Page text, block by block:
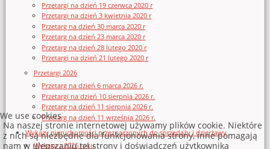
Przetargi na dzień 19 czerwca 2020 r
Przetargi na dzień 3 kwietnia 2020 r
Przetarg na dzień 30 marca 2020 r
Przetarg na dzień 23 marca 2020 r
Przetarg na dzień 28 lutego 2020 r
Przetargi na dzień 21 lutego 2020 r
Przetargi 2026
Przetarg na dzień 6 marca 2026 r.
Przetargi na dzień 10 sierpnia 2026 r.
Przetarg na dzień 11 sierpnia 2026 r.
Przetarg na dzień 11 września 2026 r.
Wykazy nieruchomości przeznaczonych do sprzedaży i dzierżawy
Wykazy z 2026 roku
We use cookies
Na naszej stronie internetowej używamy plików cookie. Niektóre
z nich są niezbędne dla funkcjonowania strony, inne pomagają
nam w ulepszaniu tej strony i doświadczeń użytkownika